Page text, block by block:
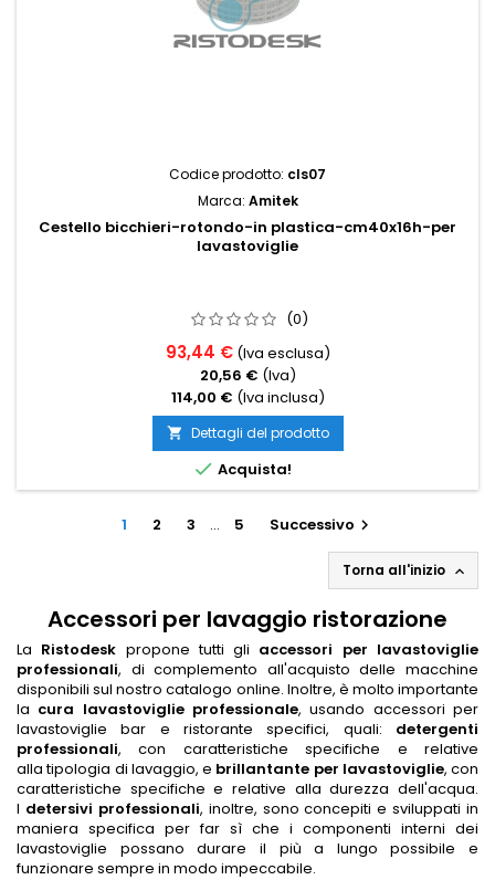
Codice prodotto: cls07
Marca: Amitek
Cestello bicchieri-rotondo-in plastica-cm40x16h-per
lavastoviglie
(0)
93,44 € (Iva esclusa)
20,56 € (Iva)
114,00 € (Iva inclusa)
 Dettagli del prodotto
 Acquista!
1 2 3 … 5 Successivo 
Torna all'inizio 
Accessori per lavaggio ristorazione
La Ristodesk propone tutti gli accessori per lavastoviglie
professionali, di complemento all'acquisto delle macchine
disponibili sul nostro catalogo online. Inoltre, è molto importante
la cura lavastoviglie professionale, usando accessori per
lavastoviglie bar e ristorante specifici, quali: detergenti
professionali, con caratteristiche specifiche e relative
alla tipologia di lavaggio, e brillantante per lavastoviglie, con
caratteristiche specifiche e relative alla durezza dell'acqua.
I detersivi professionali, inoltre, sono concepiti e sviluppati in
maniera specifica per far sì che i componenti interni dei
lavastoviglie possano durare il più a lungo possibile e
funzionare sempre in modo impeccabile.